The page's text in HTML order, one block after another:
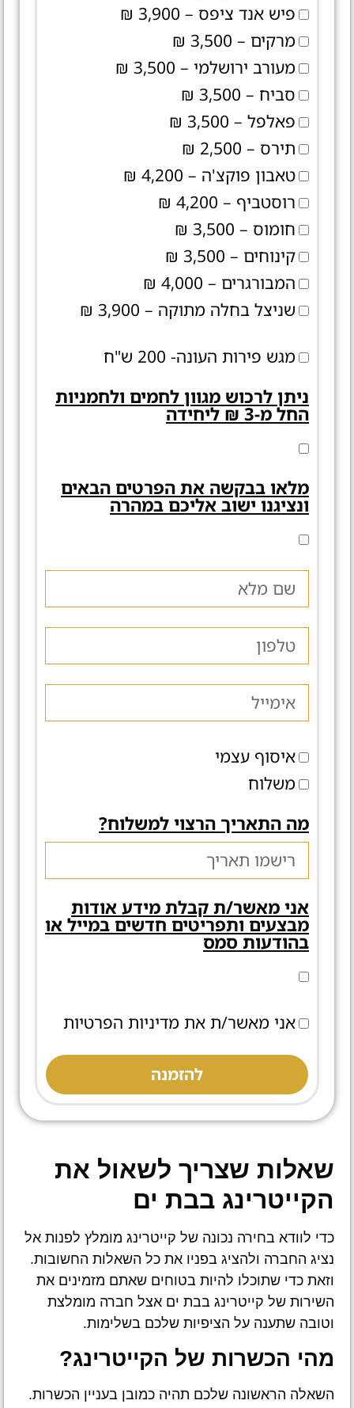
פיש אנד ציפס – 3,900 ₪
מרקים – 3,500 ₪
מעורב ירושלמי – 3,500 ₪
סביח – 3,500 ₪
פאלפל – 3,500 ₪
תירס – 2,500 ₪
טאבון פוקצ'ה – 4,200 ₪
רוסטביף – 4,200 ₪
חומוס – 3,500 ₪
קינוחים – 3,500 ₪
המבורגרים – 4,000 ₪
שניצל בחלה מתוקה – 3,900 ₪
מגש פירות העונה- 200 ש"ח
ניתן לרכוש מגוון לחמים ולחמניות
החל מ-3 ₪ ליחידה
מלאו בבקשה את הפרטים הבאים
ונציגנו ישוב אליכם במהרה
איסוף עצמי
משלוח
מה התאריך הרצוי למשלוח?
אני מאשר/ת קבלת מידע אודות
מבצעים ותפריטים חדשים במייל או
בהודעות סמס
אני מאשר/ת את מדיניות הפרטיות
להזמנה
שאלות שצריך לשאול את
הקייטרינג בבת ים
כדי לוודא בחירה נכונה של קייטרינג מומלץ לפנות אל
נציג החברה ולהציג בפניו את כל השאלות החשובות.
וזאת כדי שתוכלו להיות בטוחים שאתם מזמינים את
השירות של קייטרינג בבת ים אצל חברה מומלצת
וטובה שתענה על הציפיות שלכם בשלימות.
מהי הכשרות של הקייטרינג?
השאלה הראשונה שלכם תהיה כמובן בעניין הכשרות.